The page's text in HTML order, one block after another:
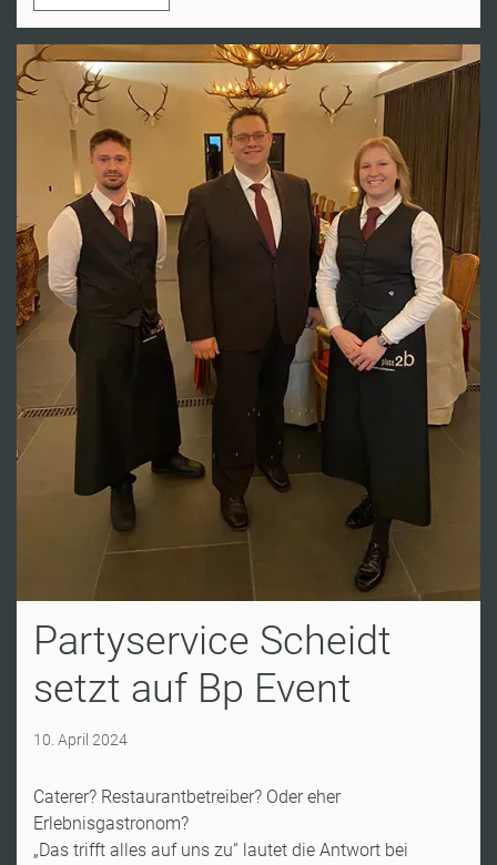
Partyservice Scheidt
setzt auf Bp Event
10. April 2024
Caterer? Restaurantbetreiber? Oder eher
Erlebnisgastronom?
„Das trifft alles auf uns zu“ lautet die Antwort bei